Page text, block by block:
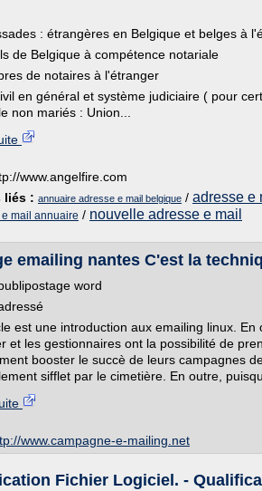
: étrangères en Belgique et belges à
de Belgique à compétence notariale
de notaires à l'étranger
en général et système judiciaire ( pour
non mariés : Union...
www.angelfire.com
liés : annuaire adresse e mail belgique / adresse e
mail annuaire / nouvelle adresse e mail
emailing nantes C'est la
word
est une introduction aux emailing linux.
et les gestionnaires ont la possibilité de
booster le succè de leurs campagnes
sifflet par le cimetière. En outre,
www.campagne-e-mailing.net
Fichier Logiciel. -